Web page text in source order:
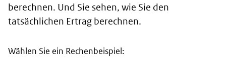
berechnen. Und Sie sehen, wie Sie den
tatsächlichen Ertrag berechnen.
Wählen Sie ein Rechenbeispiel: